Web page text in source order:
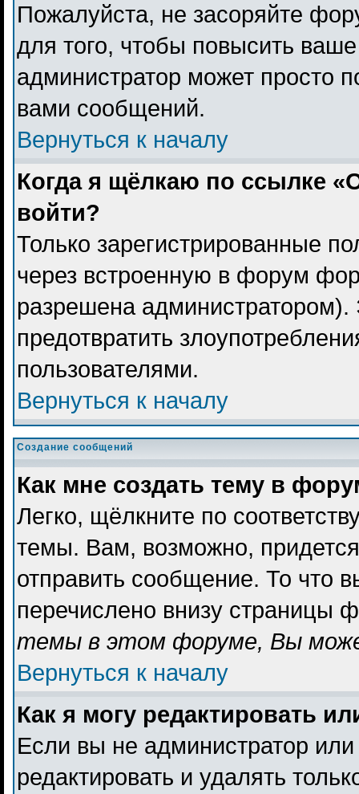
Пожалуйста, не засоряйте
для того, чтобы повысить
администратор может просто
вами сообщений.
Вернуться к началу
Когда я щёлкаю по ссылке
войти?
Только зарегистрированные
через встроенную в форум
разрешена
предотвратить
пользователями.
Вернуться к началу
Создание сообщений
Как мне создать тему в
Легко, щёлкните по
темы. Вам, возможно,
отправить сообщение. То что
перечислено внизу страницы
темы в этом форуме, Вы
Вернуться к началу
Как я могу редактировать
Если вы не администратор
редактировать и удалять